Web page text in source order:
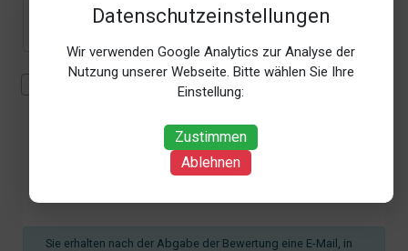
Datenschutzeinstellungen
Wir verwenden Google Analytics zur Analyse der
Nutzung unserer Webseite. Bitte wählen Sie Ihre
Einstellung:
Zustimmen
Ablehnen
Mit der Erhebung, Verarbeitung und Nutzung meiner
Uhrzeit der Bewertungsabgabe, Referrer-URL) zum
Zweck der Bewertung erkläre ich mich
einverstanden. Weitere Informationen siehe unsere
Sie erhalten nach der Abgabe der Bewertung eine E-Mail, in